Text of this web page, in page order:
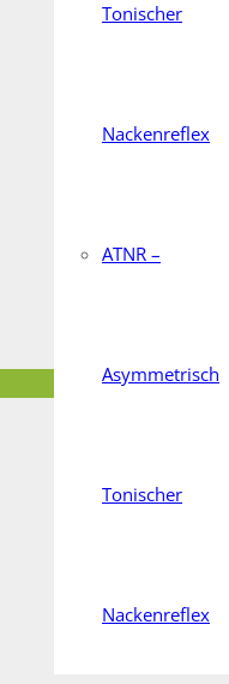
Tonischer
Nackenreflex
ATNR –
Asymmetrisch
Tonischer
Nackenreflex